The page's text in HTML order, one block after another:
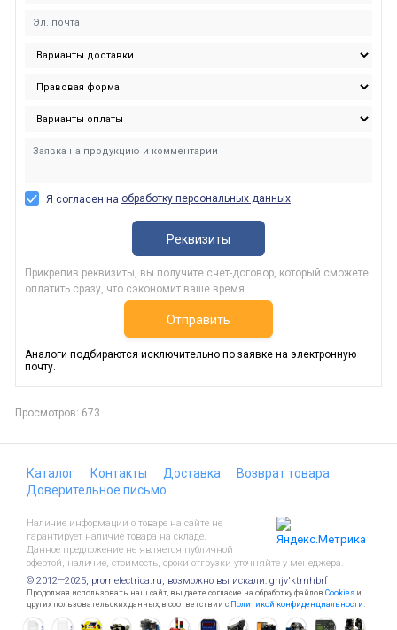
Я согласен на обработку персональных данных
Реквизиты
Прикрепив реквизиты, вы получите счет-договор, который сможете
оплатить сразу, что сэкономит ваше время.
Отправить
Аналоги подбираются исключительно по заявке на электронную
почту.
Просмотров: 673
Каталог Контакты Доставка
Возврат товара
Доверительное письмо
Наличие информации о товаре на сайте не
гарантирует наличие товара на складе.
Данное предложение не является публичной
офертой, наличие, стоимость, сроки отгрузки уточняйте у менеджера.
© 2012—2025, promelectrica.ru, возможно вы искали: ghjv'ktrnhbrf
Продолжая использовать наш сайт, вы даете согласие на обработку файлов Cookies и
других пользовательских данных, в соответствии с Политикой конфиденциальности.